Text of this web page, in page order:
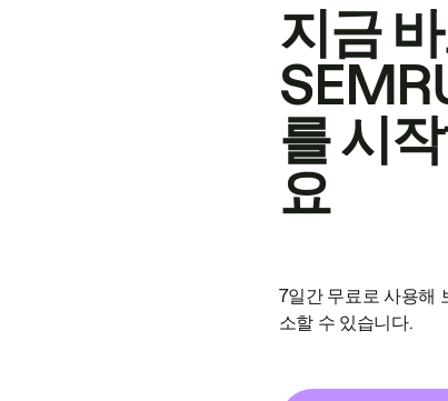
지금
를 시
요
7일간 무료로 사용해
소할 수 있습니다.